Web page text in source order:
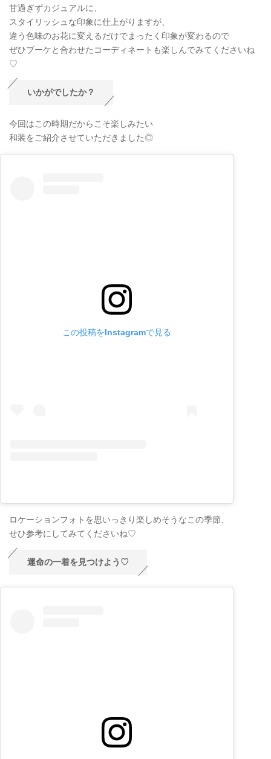
甘過ぎずカジュアルに、
スタイリッシュな印象に仕上がりますが、
違う色味のお花に変えるだけでまったく印象が変わるので
ぜひブーケと合わせたコーディネートも楽しんでみてくださいね
♡
いかがでしたか？
今回はこの時期だからこそ楽しみたい
和装をご紹介させていただきました◎
この投稿をInstagramで見る
ロケーションフォトを思いっきり楽しめそうなこの季節、
せひ参考にしてみてくださいね♡
運命の一着を見つけよう♡